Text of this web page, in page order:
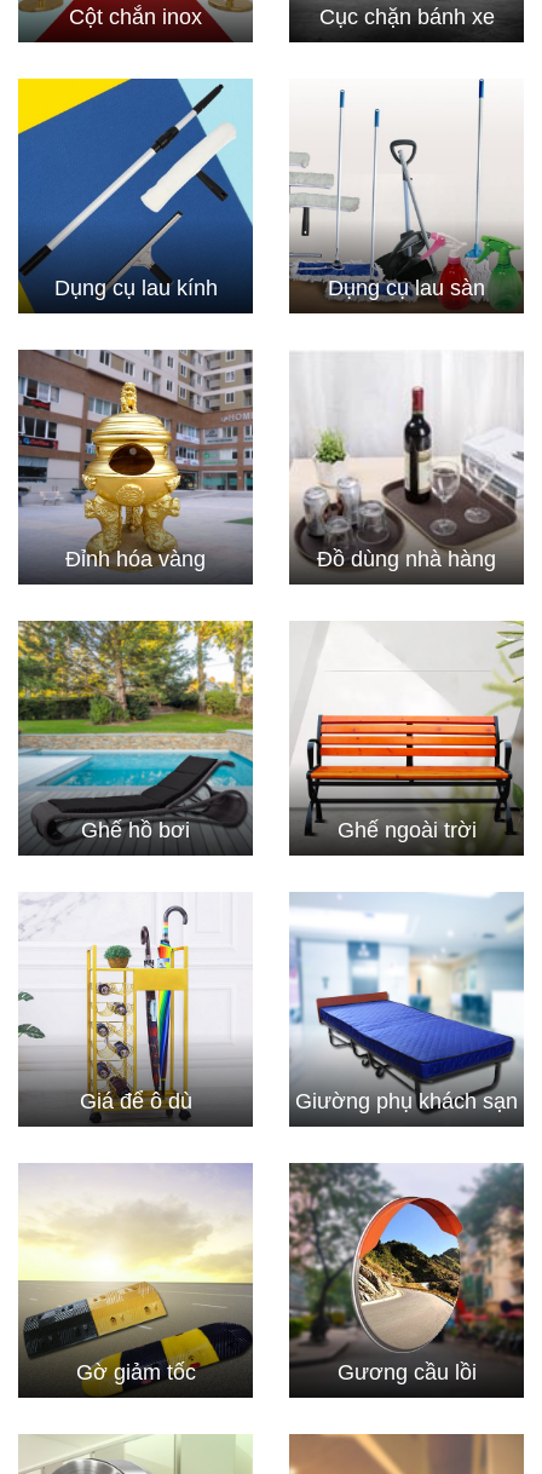
Cột chắn inox Cục chặn bánh xe
Dụng cụ lau kính Dụng cụ lau sàn
Đỉnh hóa vàng Đồ dùng nhà hàng
Ghế hồ bơi Ghế ngoài trời
Giá để ô dù Giường phụ khách sạn
Gờ giảm tốc Gương cầu lồi